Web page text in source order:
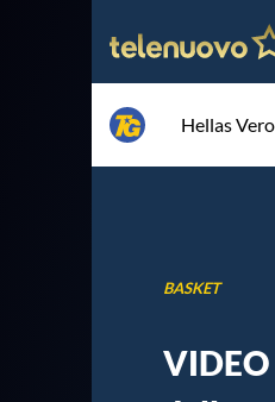
Hellas
BASKET